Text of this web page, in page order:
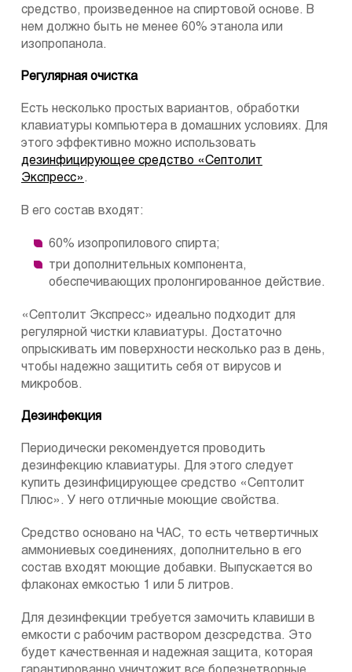
средство, произведенное на спиртовой основе. В
нем должно быть не менее 60% этанола или
изопропанола.
Регулярная очистка
Есть несколько простых вариантов, обработки
клавиатуры компьютера в домашних условиях. Для
этого эффективно можно использовать
дезинфицирующее средство «Септолит
Экспресс» .
В его состав входят:
60% изопропилового спирта;
три дополнительных компонента,
обеспечивающих пролонгированное действие.
«Септолит Экспресс» идеально подходит для
регулярной чистки клавиатуры. Достаточно
опрыскивать им поверхности несколько раз в день,
чтобы надежно защитить себя от вирусов и
микробов.
Дезинфекция
Периодически рекомендуется проводить
дезинфекцию клавиатуры. Для этого следует
купить дезинфицирующее средство «Септолит
Плюс». У него отличные моющие свойства.
Средство основано на ЧАС, то есть четвертичных
аммониевых соединениях, дополнительно в его
состав входят моющие добавки. Выпускается во
флаконах емкостью 1 или 5 литров.
Для дезинфекции требуется замочить клавиши в
емкости с рабочим раствором дезсредства. Это
будет качественная и надежная защита, которая